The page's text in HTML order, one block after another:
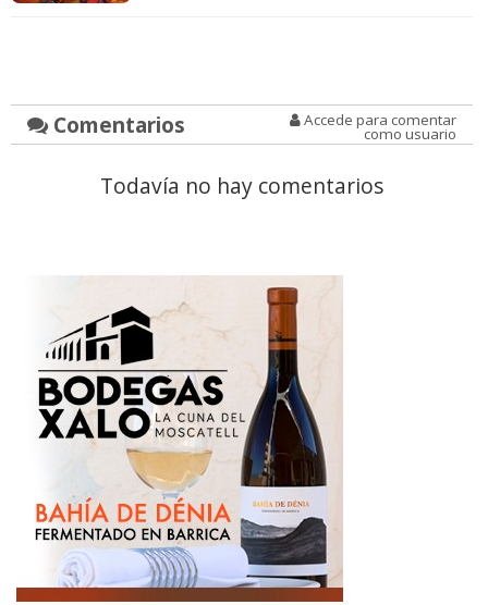
Comentarios Accede para comentar
como usuario
Todavía no hay comentarios